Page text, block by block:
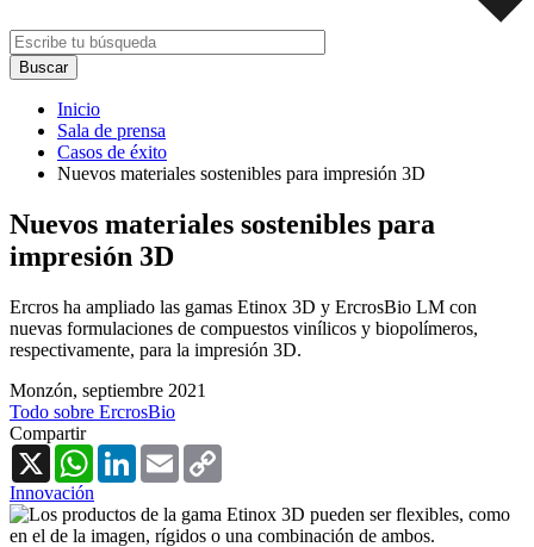
Inicio
Sala de prensa
Casos de éxito
Nuevos materiales sostenibles para impresión 3D
Nuevos materiales sostenibles para
impresión 3D
Ercros ha ampliado las gamas Etinox 3D y ErcrosBio LM con
nuevas formulaciones de compuestos vinílicos y biopolímeros,
respectivamente, para la impresión 3D.
Monzón, septiembre 2021
Todo sobre ErcrosBio
Compartir
X
WhatsAppLinkedInEmail
Innovación